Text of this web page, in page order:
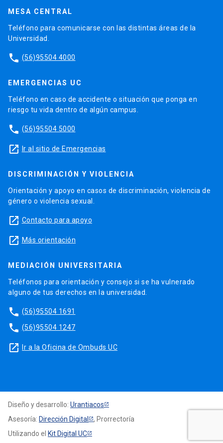
MESA CENTRAL
Teléfono para comunicarse con las distintas áreas de la
Universidad.
phone (56)95504 4000
EMERGENCIAS UC
Teléfono en caso de accidente o situación que ponga en
riesgo tu vida dentro de algún campus.
phone (56)95504 5000
launch Ir al sitio de Emergencias
DISCRIMINACIÓN Y VIOLENCIA
Orientación y apoyo en casos de discriminación, violencia de
género o violencia sexual.
launch Contacto para apoyo
launch Más orientación
MEDIACIÓN UNIVERSITARIA
Teléfonos para orientación y consejo si se ha vulnerado
alguno de tus derechos en la universidad.
phone (56)95504 1691
phone (56)95504 1247
launch Ir a la Oficina de Ombuds UC
Diseño y desarrollo: Urantiacos
Asesoría: Dirección Digital
, Prorrectoría
Utilizando el Kit Digital UC